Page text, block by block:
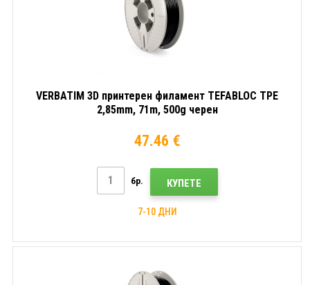
VERBATIM 3D принтерен филамент TEFABLOC TPE
2,85mm, 71m, 500g черен
47.46 €
бр. КУПЕТЕ
7-10 ДНИ